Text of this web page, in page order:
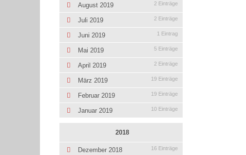
August 2019 2 Einträge
Juli 2019 2 Einträge
Juni 2019 1 Eintrag
Mai 2019 5 Einträge
April 2019 2 Einträge
März 2019 19 Einträge
Februar 2019 19 Einträge
Januar 2019 10 Einträge
2018
Dezember 2018 16 Einträge